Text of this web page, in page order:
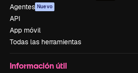
Agentes Nuevo
API
App móvil
Todas las herramientas
Información útil